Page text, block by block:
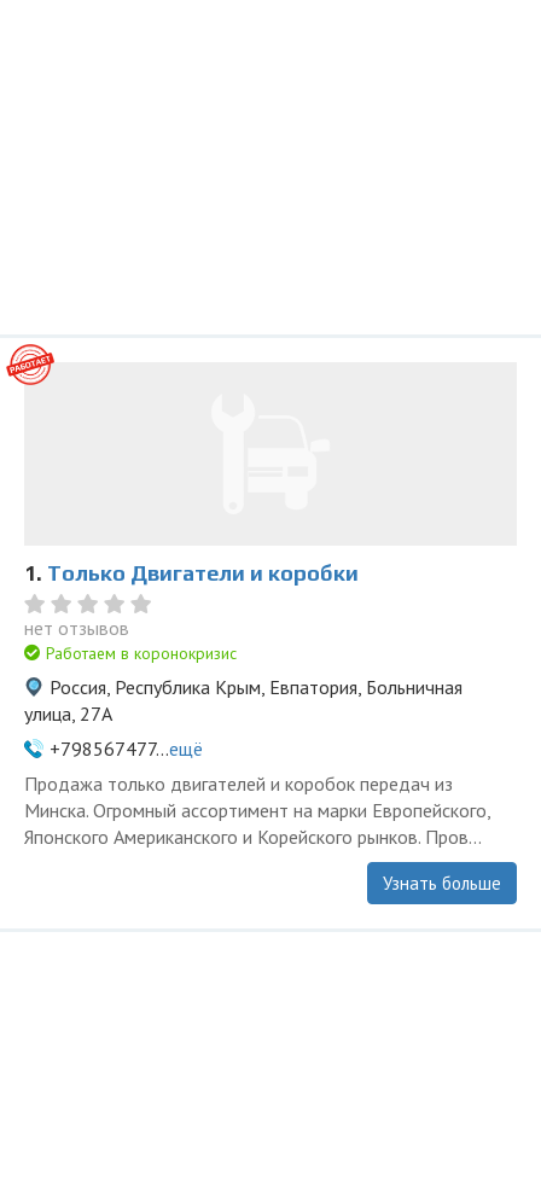
1. Только Двигатели и коробки
нет отзывов
Работаем в коронокризис
Россия, Республика Крым, Евпатория, Больничная
улица, 27А
+798567477...ещё
Продажа только двигателей и коробок передач из
Минска. Огромный ассортимент на марки Европейского,
Японского Американского и Корейского рынков. Пров...
Узнать больше